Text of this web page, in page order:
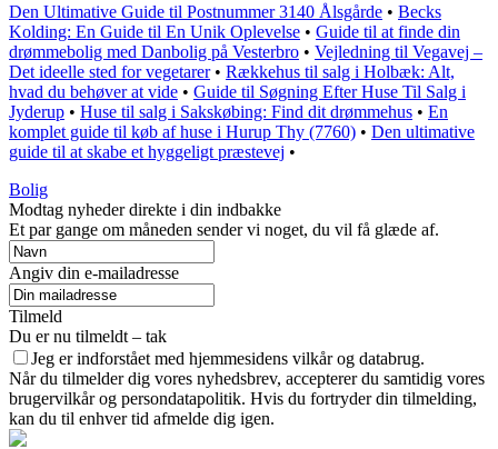
Den Ultimative Guide til Postnummer 3140 Ålsgårde • Becks
Kolding: En Guide til En Unik Oplevelse • Guide til at finde din
drømmebolig med Danbolig på Vesterbro • Vejledning til Vegavej –
Det ideelle sted for vegetarer• Rækkehus til salg i Holbæk: Alt,
hvad du behøver at vide • Guide til Søgning Efter Huse Til Salg i
Jyderup • Huse til salg i Sakskøbing: Find dit drømmehus • En
komplet guide til køb af huse i Hurup Thy (7760) • Den ultimative
guide til at skabe et hyggeligt præstevej •
Bolig
Modtag nyheder direkte i din indbakke
Et par gange om måneden sender vi noget, du vil få glæde af.
Angiv din e-mailadresse
Tilmeld
Du er nu tilmeldt – tak
Jeg er indforstået med hjemmesidens vilkår og databrug.
Når du tilmelder dig vores nyhedsbrev, accepterer du samtidig vores
brugervilkår og persondatapolitik. Hvis du fortryder din tilmelding,
kan du til enhver tid afmelde dig igen.